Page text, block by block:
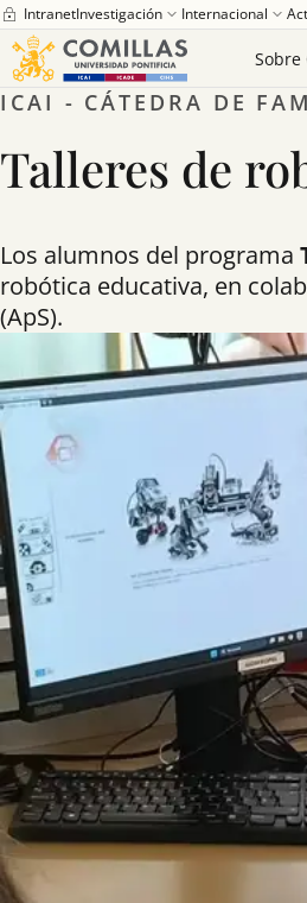
IntranetInvestigación Internacional
Sobre
ICAI - CÁTEDRA DE
Talleres de
Los alumnos del programa
robótica educativa, en
(ApS).